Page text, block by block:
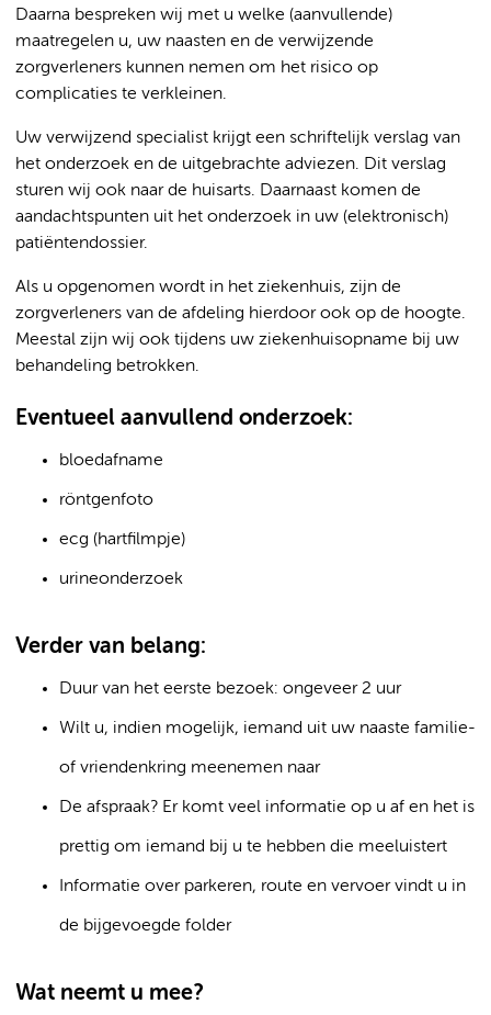
Daarna bespreken wij met u welke (aanvullende)
maatregelen u, uw naasten en de verwijzende
zorgverleners kunnen nemen om het risico op
complicaties te verkleinen.
Uw verwijzend specialist krijgt een schriftelijk verslag van
het onderzoek en de uitgebrachte adviezen. Dit verslag
sturen wij ook naar de huisarts. Daarnaast komen de
aandachtspunten uit het onderzoek in uw (elektronisch)
patiëntendossier.
Als u opgenomen wordt in het ziekenhuis, zijn de
zorgverleners van de afdeling hierdoor ook op de hoogte.
Meestal zijn wij ook tijdens uw ziekenhuisopname bij uw
behandeling betrokken.
Eventueel aanvullend onderzoek:
bloedafname
röntgenfoto
ecg (hartfilmpje)
urineonderzoek
Verder van belang:
Duur van het eerste bezoek: ongeveer 2 uur
Wilt u, indien mogelijk, iemand uit uw naaste familie-
of vriendenkring meenemen naar
De afspraak? Er komt veel informatie op u af en het is
prettig om iemand bij u te hebben die meeluistert
Informatie over parkeren, route en vervoer vindt u in
de bijgevoegde folder
Wat neemt u mee?